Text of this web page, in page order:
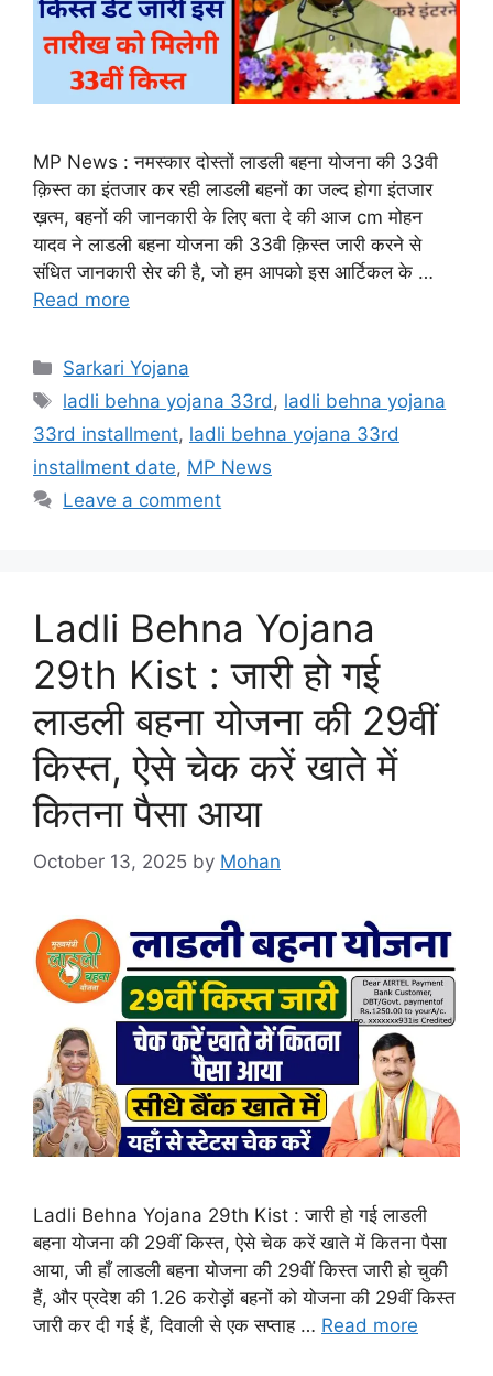
MP News : नमस्कार दोस्तों लाडली बहना योजना की 33वी
क़िस्त का इंतजार कर रही लाडली बहनों का जल्द होगा इंतजार
ख़त्म, बहनों की जानकारी के लिए बता दे की आज cm मोहन
यादव ने लाडली बहना योजना की 33वी क़िस्त जारी करने से
संधित जानकारी सेर की है, जो हम आपको इस आर्टिकल के …
Read more
Categories
Sarkari Yojana
Tags
ladli behna yojana 33rd , ladli behna yojana
33rd installment, ladli behna yojana 33rd
installment date, MP News
Leave a comment
Ladli Behna Yojana
29th Kist : जारी हो गई
लाडली बहना योजना की 29वीं
किस्त, ऐसे चेक करें खाते में
कितना पैसा आया
October 13, 2025 by Mohan
Ladli Behna Yojana 29th Kist : जारी हो गई लाडली
बहना योजना की 29वीं किस्त, ऐसे चेक करें खाते में कितना पैसा
आया, जी हाँ लाडली बहना योजना की 29वीं किस्त जारी हो चुकी
हैं, और प्रदेश की 1.26 करोड़ों बहनों को योजना की 29वीं किस्त
जारी कर दी गई हैं, दिवाली से एक सप्ताह … Read more